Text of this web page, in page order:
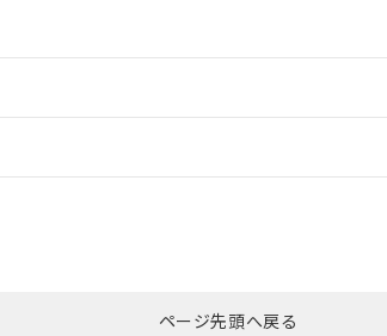
ダウンロードはこちらページ先頭へ戻る